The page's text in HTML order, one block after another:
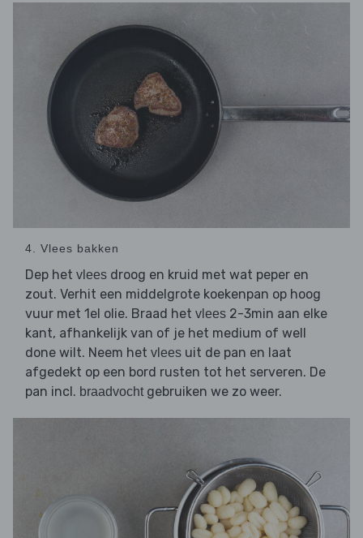
4. Vlees bakken
Dep het vlees droog en kruid met wat peper en
zout. Verhit een middelgrote koekenpan op hoog
vuur met 1el olie. Braad het vlees 2-3min aan elke
kant, afhankelijk van of je het medium of well
done wilt. Neem het vlees uit de pan en laat
afgedekt op een bord rusten tot het serveren. De
pan incl. braadvocht gebruiken we zo weer.